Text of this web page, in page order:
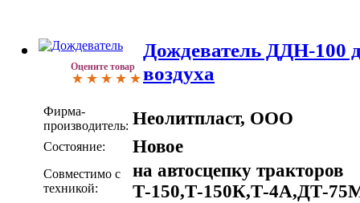
Оцените товар
Дождеватель ДДН-100
воздуха
Фирма-
производитель: Неолитпласт, ООО
Состояние: Новое
Совместимо с
техникой:
на автосцепку тракторов
Т-150,Т-150К,Т-4А,ДТ-